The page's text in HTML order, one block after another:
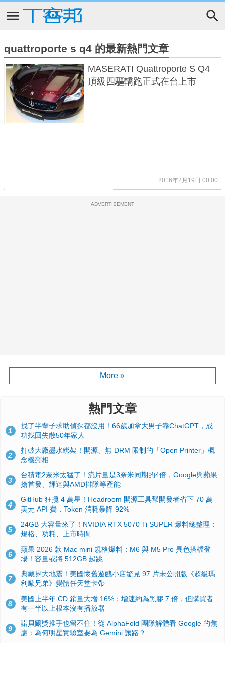
quattroporte s q4 的最新熱門文章
MASERATI Quattroporte S Q4
頂級四驅轎跑正式在台上市
2016年2月19日 00:00
ADVERTISEMENT
More »
熱門文章
1
找了半輩子求助偵探都沒用！66歲加拿大男子靠ChatGPT，成
功找回失散50年家人
2
打破大廠墨水綁架！開源、無 DRM 限制的「Open Printer」概
念機亮相
3
台積電2奈米太猛了！流片量是3奈米同期的4倍，Google與蘋果
搶首發、輝達與AMD排隊等產能
4
GitHub 狂攬 4 萬星！Headroom 開源工具幫開發者省下 70 萬
美元 API 費，Token 消耗暴降 92%
5
24GB 大容量來了！NVIDIA RTX 5070 Ti SUPER 爆料總整理：
規格、功耗、上市時間
6
蘋果 2026 款 Mac mini 規格爆料：M6 與 M5 Pro 異色搭檔登
場！容量或將 512GB 起跳
7
典藏界大地震！美國懷舊遊戲小店驚見 97 片未公開版《超級瑪
利歐兄弟》變體任天堂卡帶
8
美國上半年 CD 銷量大增 16%：增速約為黑膠 7 倍，但購買者
有一半以上根本沒有播放器
9
諾貝爾獎推手也留不住！從 AlphaFold 團隊解體看 Google 的焦
慮：為何明星實驗室要為 Gemini 讓路？